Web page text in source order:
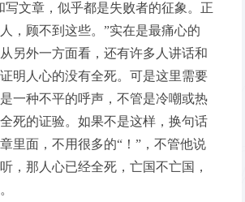
写文章，似乎都是失败者的征象。正
，顾不到这些。”实在是最痛心的
另外一方面看，还有许多人讲话和
明人心的没有全死。可是这里需要
一种不平的呼声，不管是冷嘲或热
死的证验。如果不是这样，换句话
里面，不用很多的“！”，不管他说
，那人心已经全死，亡国不亡国，